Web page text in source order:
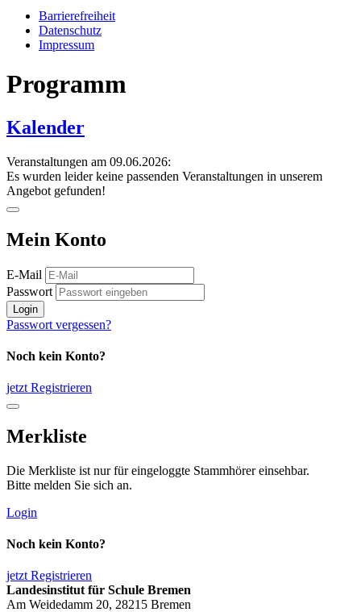
Barrierefreiheit
Datenschutz
Impressum
Programm
Kalender
Veranstaltungen am 09.06.2026:
Es wurden leider keine passenden Veranstaltungen in unserem
Angebot gefunden!
Mein Konto
E-Mail
Passwort
Login
Passwort vergessen?
Noch kein Konto?
jetzt Registrieren
Merkliste
Die Merkliste ist nur für eingeloggte Stammhörer einsehbar.
Bitte melden Sie sich an.
Login
Noch kein Konto?
jetzt Registrieren
Landesinstitut für Schule Bremen
Am Weidedamm 20, 28215 Bremen